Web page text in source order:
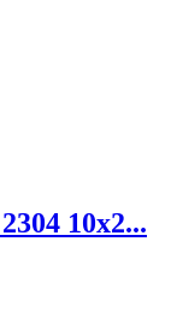
10x2...